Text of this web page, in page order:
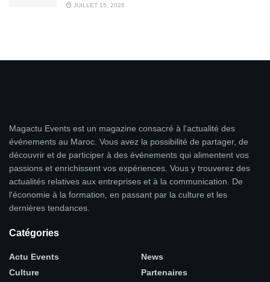
JUILLET 15, 2026
Magactu Events est un magazine consacré à l'actualité des
événements au Maroc. Vous avez la possibilité de partager, de
découvrir et de participer à des événements qui alimentent vos
passions et enrichissent vos expériences. Vous y trouverez des
actualités relatives aux entreprises et à la communication. De
l'économie à la formation, en passant par la culture et les
dernières tendances.
Catégories
Actu Events
Culture
News
Partenaires